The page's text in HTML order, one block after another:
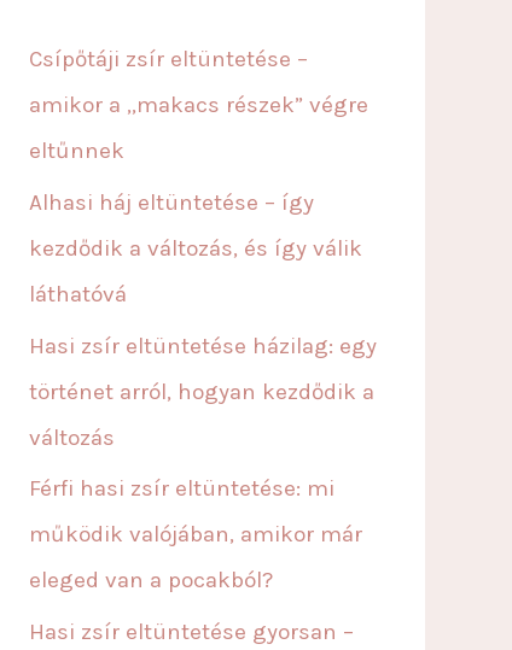
o
Csípőtáji zsír eltüntetése –
amikor a „makacs részek” végre
eltűnnek
Alhasi háj eltüntetése – így
kezdődik a változás, és így válik
láthatóvá
Hasi zsír eltüntetése házilag: egy
történet arról, hogyan kezdődik a
változás
Férfi hasi zsír eltüntetése: mi
működik valójában, amikor már
eleged van a pocakból?
Hasi zsír eltüntetése gyorsan –